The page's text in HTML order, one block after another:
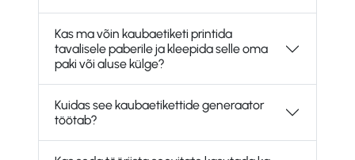
Kas ma võin kaubaetiketi printida
tavalisele paberile ja kleepida selle oma
paki või aluse külge?
Kuidas see kaubaetikettide generaator
töötab?